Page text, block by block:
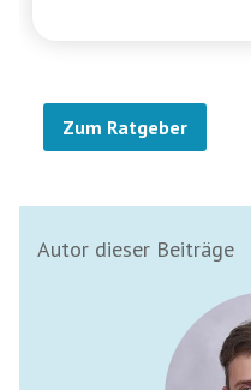
Zum Ratgeber
Autor dieser Beiträge